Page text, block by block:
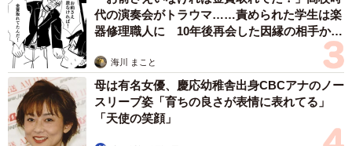
とツイートの理由を話します。
現在、中学3年生の長男は私立の中高一貫校に在籍。「公立
中進学での通塾＆クラブチームでのスポーツ活動と私立中
高一貫校での勉強＆部活を天秤にかけたところ、後者の方
がコスパが良いという考えに至ったから」だそう。
代の演奏会がトラウマ……責められた学生は楽
器修理職人に 10年後再会した因縁の相手から
海川 まこと
母は有名女優、慶応幼稚舎出身CBCアナのノー
スリーブ姿「育ちの良さが表情に表れてる」
「天使の笑顔」